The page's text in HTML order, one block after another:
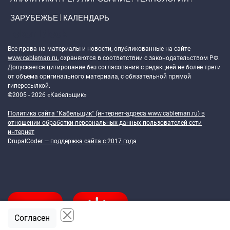
ЗАРУБЕЖЬЕ КАЛЕНДАРЬ
Все права на материалы и новости, опубликованные на сайте
www.cableman.ru, охраняются в соответствии с законодательством РФ.
Допускается цитирование без согласования с редакцией не более трети
от объема оригинального материала, с обязательной прямой
гиперссылкой.
©2005 - 2026 «Кабельщик»
Политика сайта "Кабельщик" (интернет-адреса www.cableman.ru) в
отношении обработки персональных данных пользователей сети
интернет
DrupalCoder — поддержка сайта c 2017 года
Согласен